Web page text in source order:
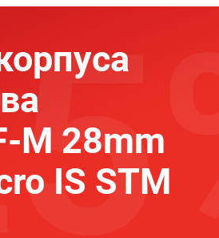
M 28mm
IS STM